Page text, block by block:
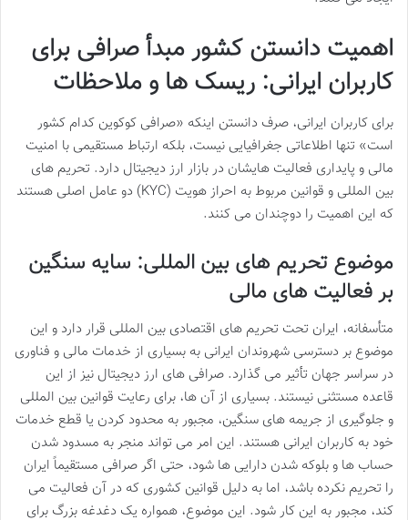
اهمیت دانستن کشور مبدأ صرافی برای
کاربران ایرانی: ریسک ها و ملاحظات
برای کاربران ایرانی، صرف دانستن اینکه «صرافی کوکوین کدام کشور
است» تنها اطلاعاتی جغرافیایی نیست، بلکه ارتباط مستقیمی با امنیت
مالی و پایداری فعالیت هایشان در بازار ارز دیجیتال دارد. تحریم های
بین المللی و قوانین مربوط به احراز هویت (KYC) دو عامل اصلی هستند
که این اهمیت را دوچندان می کنند.
موضوع تحریم های بین المللی: سایه سنگین
بر فعالیت های مالی
متأسفانه، ایران تحت تحریم های اقتصادی بین المللی قرار دارد و این
موضوع بر دسترسی شهروندان ایرانی به بسیاری از خدمات مالی و فناوری
در سراسر جهان تأثیر می گذارد. صرافی های ارز دیجیتال نیز از این
قاعده مستثنی نیستند. بسیاری از آن ها، برای رعایت قوانین بین المللی
و جلوگیری از جریمه های سنگین، مجبور به محدود کردن یا قطع خدمات
خود به کاربران ایرانی هستند. این امر می تواند منجر به مسدود شدن
حساب ها و بلوکه شدن دارایی ها شود، حتی اگر صرافی مستقیماً ایران
را تحریم نکرده باشد، اما به دلیل قوانین کشوری که در آن فعالیت می
کند، مجبور به این کار شود. این موضوع، همواره یک دغدغه بزرگ برای